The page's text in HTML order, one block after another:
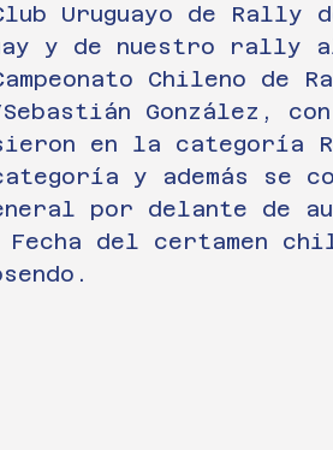
Uruguayo de
y de nuestro rally
Chileno de
González,
en la categoría
y además se
por delante de
Fecha del certamen